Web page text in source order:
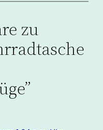
zu